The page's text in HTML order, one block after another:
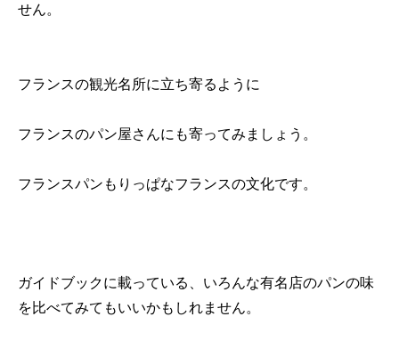
せん。
フランスの観光名所に立ち寄るように
フランスのパン屋さんにも寄ってみましょう。
フランスパンもりっぱなフランスの文化です。
ガイドブックに載っている、いろんな有名店のパンの味
を比べてみてもいいかもしれません。